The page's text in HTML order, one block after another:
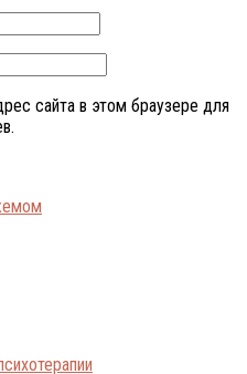
сайта в этом браузере для